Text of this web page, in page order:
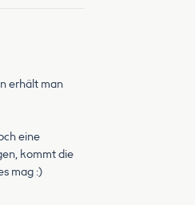
erhält man
eine
kommt die
mag :)